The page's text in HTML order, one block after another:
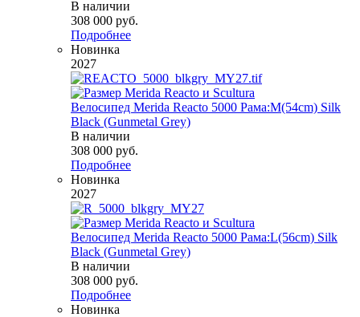
В наличии
308 000 руб.
Подробнее
Новинка
2027
Велосипед Merida Reacto 5000 Рама:M(54cm) Silk
Black (Gunmetal Grey)
В наличии
308 000 руб.
Подробнее
Новинка
2027
Велосипед Merida Reacto 5000 Рама:L(56cm) Silk
Black (Gunmetal Grey)
В наличии
308 000 руб.
Подробнее
Новинка